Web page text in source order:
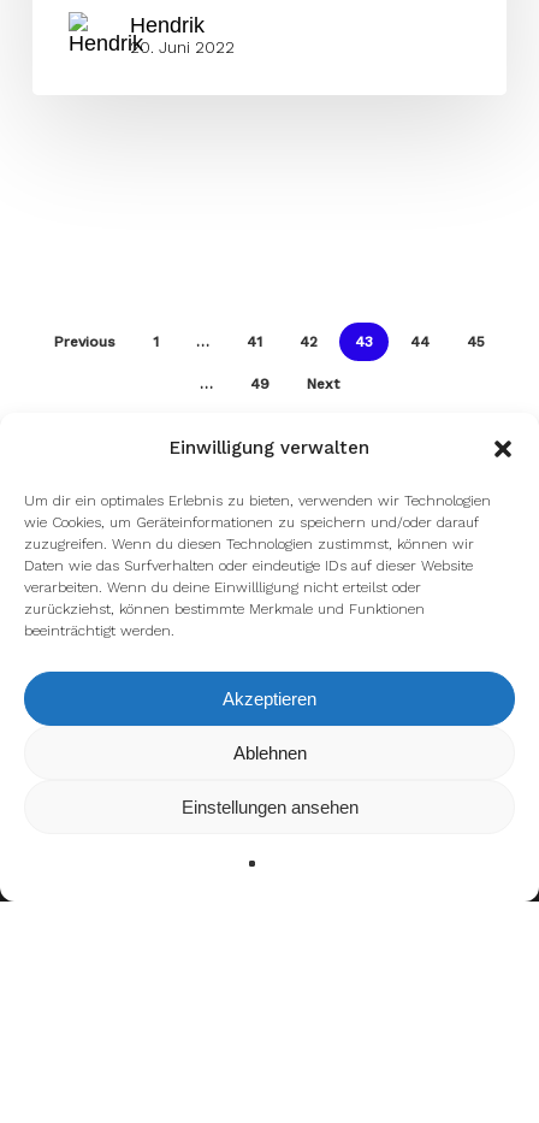
Einwilligung verwalten
Um dir ein optimales Erlebnis zu bieten, verwenden wir Technologien
wie Cookies, um Geräteinformationen zu speichern und/oder darauf
zuzugreifen. Wenn du diesen Technologien zustimmst, können wir
Daten wie das Surfverhalten oder eindeutige IDs auf dieser Website
verarbeiten. Wenn du deine Einwillligung nicht erteilst oder
zurückziehst, können bestimmte Merkmale und Funktionen
beeinträchtigt werden.
Akzeptieren
Ablehnen
Einstellungen ansehen
Hendrik
20. Juni 2022
Previous 1 … 41 42 43 44 45
… 49 Next
Wir verwenden Cookies, um dir die bestmögliche Erfahrung auf
kannst du erfahren, welche Cookies wir
verwenden oder sie ausschalten.